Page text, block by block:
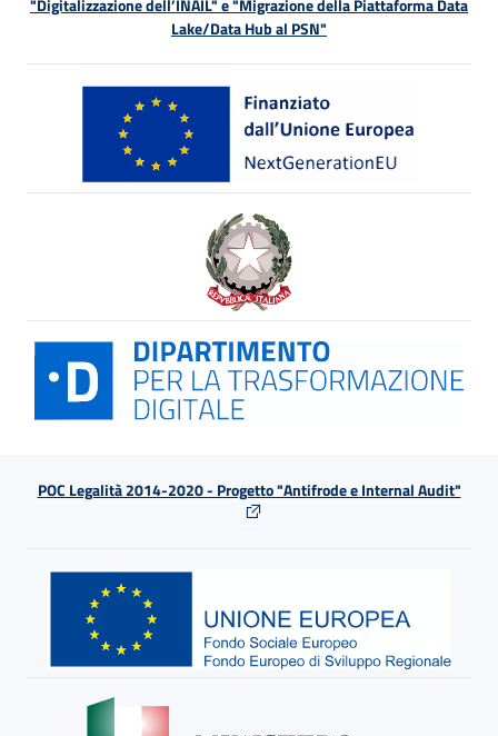
"Digitalizzazione dell’INAIL" e "Migrazione della Piattaforma Data
Lake/Data Hub al PSN"
POC Legalità 2014-2020 - Progetto "Antifrode e Internal Audit"